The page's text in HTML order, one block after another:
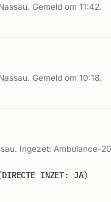
Gemeld om 11:42.
Gemeld om 10:18.
Ingezet: Ambulance-
INZET: JA)